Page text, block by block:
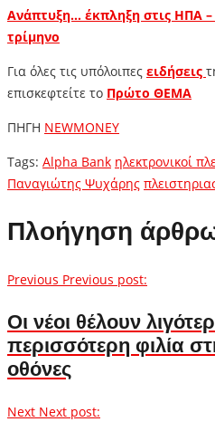
Ανάπτυξη… έκπληξη στις ΗΠΑ –
τρίμηνο
Για όλες τις υπόλοιπες ειδήσεις
επισκεφτείτε το Πρώτο ΘΕΜΑ
ΠΗΓΗ NEWMONEY
Tags: Alpha Bank ηλεκτρονικοί
Παναγιώτης Ψυχάρης
Πλοήγηση
Previous Previous post:
Οι νέοι θέλουν
περισσότερη φιλία
οθόνες
Next Next post: